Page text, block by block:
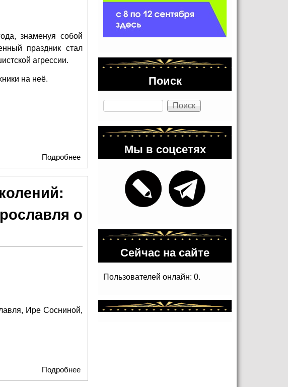
знаменуя собой
праздник стал
агрессии.
на неё.
Подробнее о Парад Победы: Заезд техники с Манежной площади
о
Ире Сосниной,
Подробнее
трогательные рассказы юных артистов из Ярославля о
Поиск
Поиск
Мы в соцсетях
Сейчас на сайте
Пользователей онлайн: 0.